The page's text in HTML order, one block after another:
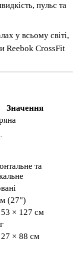
пульс та
у всьому світі,
Reebok CrossFit
Значення
та
(27")
× 127 см
× 88 см